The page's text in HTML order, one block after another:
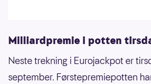
Milliardpremie i potten
Neste trekning i Eurojackpot er
september. Førstepremiepotten